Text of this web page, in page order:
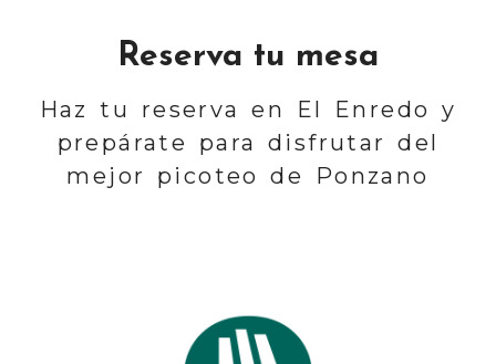
Reserva tu mesa
Haz tu reserva en El Enredo y
prepárate para disfrutar del
mejor picoteo de Ponzano